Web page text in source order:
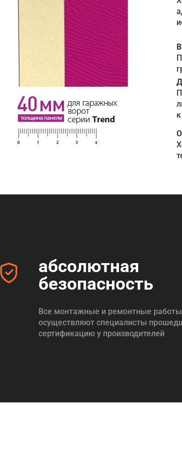
абсолютная
безопасность
Все монтажные и ремонтные работы
осуществляют специалисты
сертификацию у производителей